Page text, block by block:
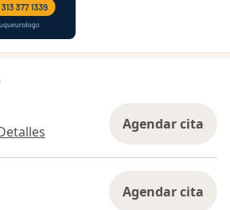
Agendar cita
Agendar cita